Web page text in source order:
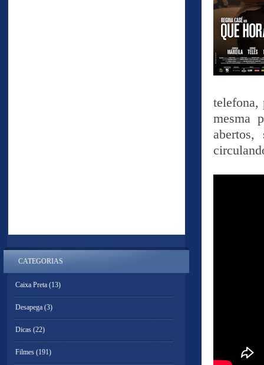
telefona,
mesma
CATEGORIAS
Caixa Preta (13)
Desapega (3)
Dicas (22)
Filmes (191)